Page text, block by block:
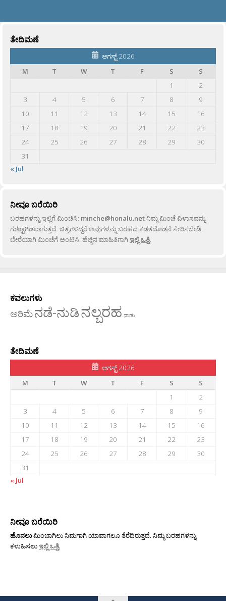
ತೇದಿಮಣೆ
ಆಗಸ್ಟ್ 2026
M
T W T F S
S
1
2
3
4 5 6 7 8
9
10
11 12 13 14 15
16
17
18 19 20 21 22
23
24
25 26 27 28 29
30
31
« Jul
ನೀವೂ ಬರೆಯಿರಿ
ಬರಹಗಳನ್ನು ಇಲ್ಲಿಗೆ ಮಿಂಚಿಸಿ: minche@honalu.netನಿಮ್ಮ ಮಿಂಚೆ ವಿಳಾಸವನ್ನು
ಗುಟ್ಟಾಗಿಡಲಾಗುತ್ತದೆ. ಚಿತ್ರಗಳಿದ್ದರೆ ಅವುಗಳನ್ನು ಬರಹದ ಕಡತದೊಡನೆ ಸೇರಿಸಬೇಡಿ,
ಬೇರೆಯಾಗಿ ಮಿಂಚೆಗೆ ಅಂಟಿಸಿ. ಹೆಚ್ಚಿನ ಮಾಹಿತಿಗಾಗಿಇಲ್ಲಿ ಒತ್ತಿ
ಕವಲುಗಳು
ಅರಿಮೆನಡೆ-ನುಡಿನಲ್ಬರಹ ನಾಡು
ತೇದಿಮಣೆ
ಆಗಸ್ಟ್ 2026
M
T W T F S
S
1
2
3
4 5 6 7 8
9
10
11 12 13 14 15
16
17
18 19 20 21 22
23
24
25 26 27 28 29
30
31
« Jul
ನೀವೂ ಬರೆಯಿರಿ
ಹೊನಲುಮಿಂಬಾಗಿಲು ನಿಮಗಾಗಿ ಯಾವಾಗಲೂ ತೆರೆದಿರುತ್ತದೆ. ನಿಮ್ಮ ಬರಹಗಳನ್ನು
ಕಳುಹಿಸಲುಇಲ್ಲಿ ಒತ್ತಿ.